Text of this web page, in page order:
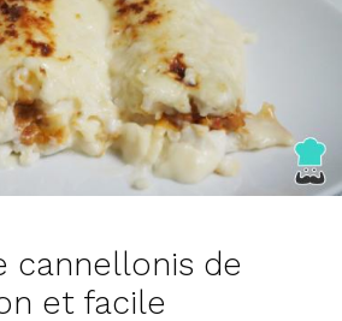
cannellonis de
et facile